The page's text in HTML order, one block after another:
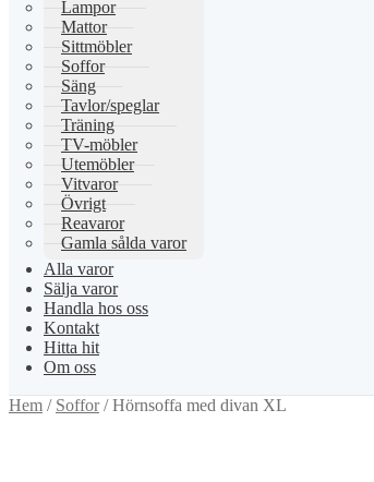
Lampor
Mattor
Sittmöbler
Soffor
Säng
Tavlor/speglar
Träning
TV-möbler
Utemöbler
Vitvaror
Övrigt
Reavaror
Gamla sålda varor
Alla varor
Sälja varor
Handla hos oss
Kontakt
Hitta hit
Om oss
Hem / Soffor/Hörnsoffa med divan XL